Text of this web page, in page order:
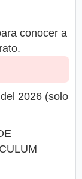
conocer a
2026 (solo